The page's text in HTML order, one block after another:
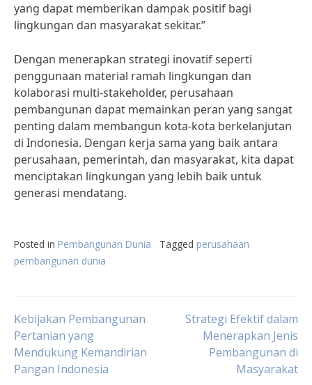
yang dapat memberikan dampak positif bagi
lingkungan dan masyarakat sekitar.”
Dengan menerapkan strategi inovatif seperti
penggunaan material ramah lingkungan dan
kolaborasi multi-stakeholder, perusahaan
pembangunan dapat memainkan peran yang sangat
penting dalam membangun kota-kota berkelanjutan
di Indonesia. Dengan kerja sama yang baik antara
perusahaan, pemerintah, dan masyarakat, kita dapat
menciptakan lingkungan yang lebih baik untuk
generasi mendatang.
Posted in Pembangunan Dunia Tagged perusahaan
pembangunan dunia
Post
navigation
Kebijakan Pembangunan
Pertanian yang
Mendukung Kemandirian
Pangan Indonesia
Strategi Efektif dalam
Menerapkan Jenis
Pembangunan di
Masyarakat